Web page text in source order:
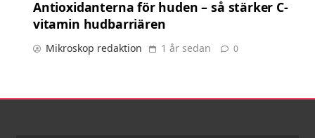
Antioxidanterna för huden – så stärker C-
vitamin hudbarriären
Mikroskop redaktion 1 år sedan 0